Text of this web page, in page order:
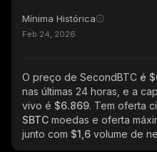
Mínima Histórica
Feb 24, 2026
O preço de SecondBTC é
nas últimas 24 horas, e a
vivo é $6.869. Tem oferta
SBTC moedas e oferta
junto com $1,6 volume de